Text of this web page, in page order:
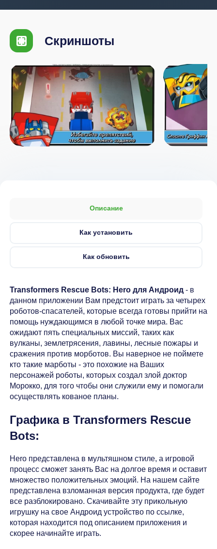
Скриншоты
Описание
Как установить
Как обновить
Transformers Rescue Bots: Hero для Андроид - в
данном приложении Вам предстоит играть за четырех
роботов-спасателей, которые всегда готовы прийти на
помощь нуждающимся в любой точке мира. Вас
ожидают пять специальных миссий, таких как
вулканы, землетрясения, лавины, лесные пожары и
сражения против морботов. Вы наверное не поймете
кто такие марботы - это похожие на Ваших
персонажей роботы, которых создал злой доктор
Морокко, для того чтобы они служили ему и помогали
осуществлять кованое планы.
Графика в Transformers Rescue
Bots:
Hero представлена в мультяшном стиле, а игровой
процесс сможет занять Вас на долгое время и оставит
множество положительных эмоций. На нашем сайте
представлена взломанная версия продукта, где будет
все разблокировано. Скачивайте эту прикольную
игрушку на свое Андроид устройство по ссылке,
которая находится под описанием приложения и
скорее начинайте играть.